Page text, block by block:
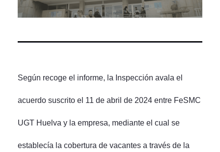
Según recoge el informe, la Inspección avala el
acuerdo suscrito el 11 de abril de 2024 entre FeSMC
UGT Huelva y la empresa, mediante el cual se
establecía la cobertura de vacantes a través de la